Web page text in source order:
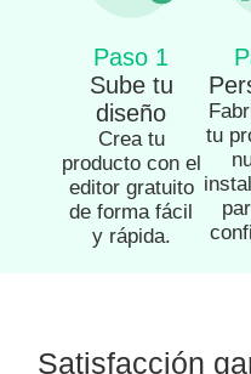
Paso 1
Sube tu
diseño
Crea tu
producto con el
editor gratuito
de forma fácil
y rápida.
tu
Satisfacción